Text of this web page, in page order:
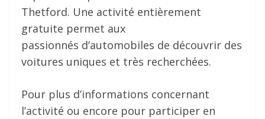
Thetford. Une activité entièrement
gratuite permet aux
passionnés d’automobiles de découvrir des
voitures uniques et très recherchées.
Pour plus d’informations concernant
l’activité ou encore pour participer en